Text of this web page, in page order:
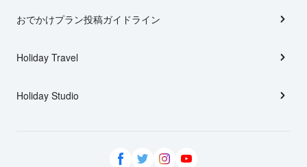
おでかけプラン投稿ガイドライン
Holiday Travel
Holiday Studio